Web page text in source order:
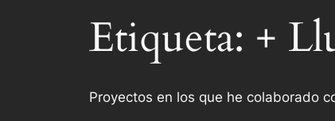
Etiqueta: +
Proyectos en los que he colaborado